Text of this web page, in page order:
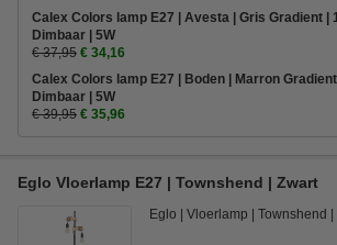
Calex Colors lamp E27 | Avesta | Gris Gradient |
Dimbaar | 5W
€ 37,95 € 34,16
Calex Colors lamp E27 | Boden | Marron Gradient
Dimbaar | 5W
€ 39,95 € 35,96
Eglo Vloerlamp E27 | Townshend | Zwart
Eglo Vloerlamp Townshend